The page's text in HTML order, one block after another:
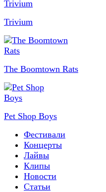
Trivium
The Boomtown Rats
Pet Shop Boys
Фестивали
Концерты
Лайвы
Клипы
Новости
Статьи